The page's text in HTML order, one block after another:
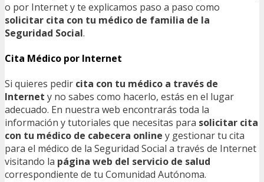
o por Internet y te explicamos paso a paso como
solicitar cita con tu médico de familia de la
Seguridad Social.
Cita Médico por Internet
Si quieres pedir cita con tu médico a través de
Internet y no sabes como hacerlo, estás en el lugar
adecuado. En nuestra web encontrarás toda la
información y tutoriales que necesitas para solicitar cita
con tu médico de cabecera online y gestionar tu cita
para el médico de la Seguridad Social a través de Internet
visitando la página web del servicio de salud
correspondiente de tu Comunidad Autónoma.